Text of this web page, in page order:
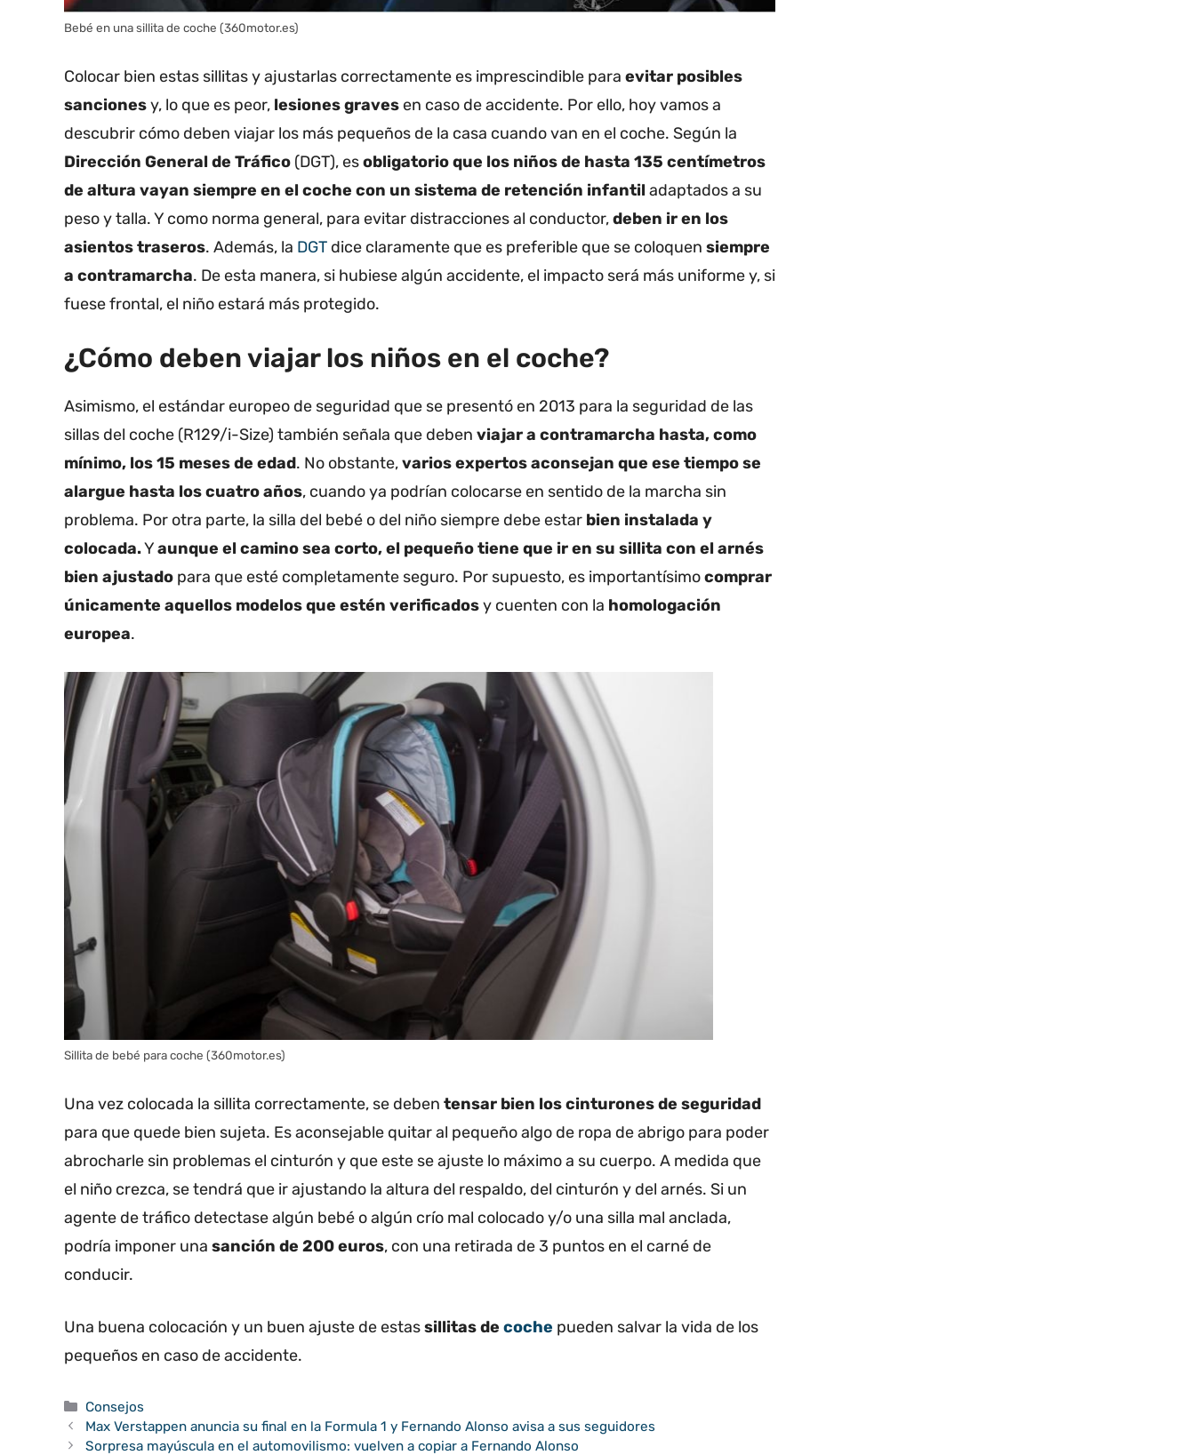
Bebé en una sillita de coche (360motor.es)
Colocar bien estas sillitas y ajustarlas correctamente es imprescindible para evitar posibles
sancionesy, lo que es peor, lesiones gravesen caso de accidente. Por ello, hoy vamos a
descubrir cómo deben viajar los más pequeños de la casa cuando van en el coche. Según la
Dirección General de Tráfico (DGT), esobligatorio que los niños de hasta 135 centímetros
de altura vayan siempre en el coche con un sistema de retención infantil adaptados a su
peso y talla. Y como norma general, para evitar distracciones al conductor,deben ir en los
asientos traseros. Además, la DGT dice claramente que es preferible que se coloquen siempre
a contramarcha. De esta manera, si hubiese algún accidente, el impacto será más uniforme y, si
fuese frontal, el niño estará más protegido.
¿Cómo deben viajar los niños en el coche?
Asimismo, el estándar europeo de seguridad que se presentó en 2013 para la seguridad de las
sillas del coche (R129/i-Size) también señala que deben viajar a contramarcha hasta, como
mínimo, los 15 meses de edad. No obstante,varios expertos aconsejan que ese tiempo se
alargue hasta los cuatro años, cuando ya podrían colocarse en sentido de la marcha sin
problema. Por otra parte, la silla del bebé o del niño siempre debe estar bien instalada y
colocada.Yaunque el camino sea corto, el pequeño tiene que ir en su sillita con el arnés
bien ajustado para que esté completamente seguro. Por supuesto, es importantísimocomprar
únicamente aquellos modelos que estén verificadosy cuenten con la homologación
europea.
Sillita de bebé para coche (360motor.es)
Una vez colocada la sillita correctamente, se deben tensar bien los cinturones de seguridad
para que quede bien sujeta. Es aconsejable quitar al pequeño algo de ropa de abrigo para poder
abrocharle sin problemas el cinturón y que este se ajuste lo máximo a su cuerpo. A medida que
el niño crezca, se tendrá que ir ajustando la altura del respaldo, del cinturón y del arnés. Si un
agente de tráfico detectase algún bebé o algún crío mal colocado y/o una silla mal anclada,
podría imponer una sanción de 200 euros, con una retirada de 3 puntos en el carné de
conducir.
Una buena colocación y un buen ajuste de estassillitas de coche pueden salvar la vida de los
pequeños en caso de accidente.
Categorías
Consejos
Max Verstappen anuncia su final en la Formula 1 y Fernando Alonso avisa a sus seguidores
Sorpresa mayúscula en el automovilismo: vuelven a copiar a Fernando Alonso